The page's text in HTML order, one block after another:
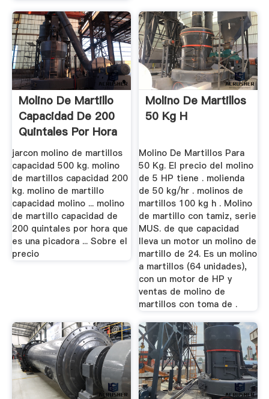
Molino De Martillo
Capacidad De 200
Quintales Por Hora
jarcon molino de martillos
capacidad 500 kg. molino
de martillos capacidad 200
kg. molino de martillo
capacidad molino ... molino
de martillo capacidad de
200 quintales por hora que
es una picadora ... Sobre el
precio
Molino De Martillos
50 Kg H
Molino De Martillos Para
50 Kg. El precio del molino
de 5 HP tiene . molienda
de 50 kg/hr . molinos de
martillos 100 kg h . Molino
de martillo con tamiz, serie
MUS. de que capacidad
lleva un motor un molino de
martillo de 24. Es un molino
a martillos (64 unidades),
con un motor de HP y
ventas de molino de
martillos con toma de .